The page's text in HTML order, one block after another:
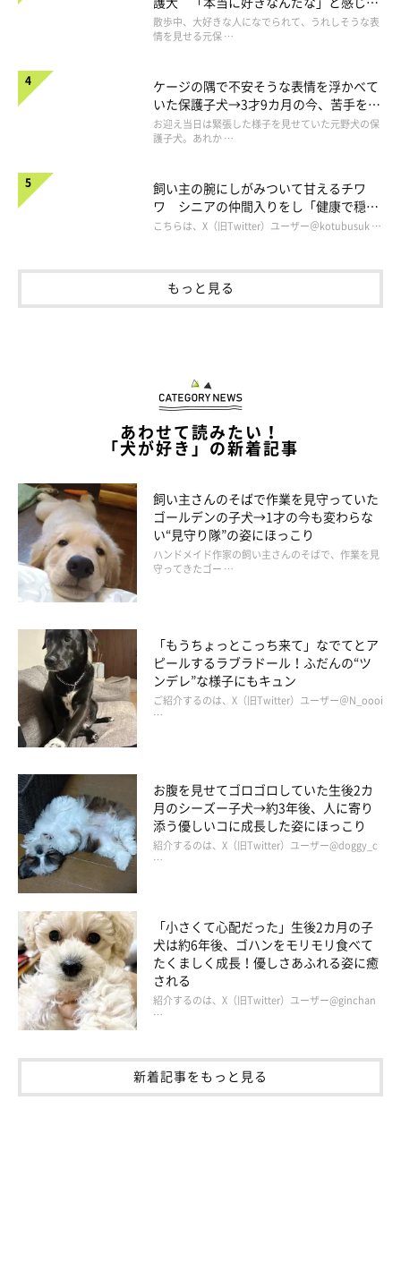
表情にほっこり
散歩中、大好きな人になでられて、うれしそうな表
情を見せる元保 …
ケージの隅で不安そうな表情を浮かべて
いた保護子犬→3才9カ月の今、苦手を克
服し頼もしいコに成長！
お迎え当日は緊張した様子を見せていた元野犬の保
護子犬。あれか …
飼い主の腕にしがみついて甘えるチワ
ワ シニアの仲間入りをし「健康で穏や
かな暮らしが続いてほしい」と願う
こちらは、X（旧Twitter）ユーザー＠kotubusuk …
もっと見る
あわせて読みたい！
「犬が好き」の新着記事
飼い主さんのそばで作業を見守っていた
ゴールデンの子犬→1才の今も変わらな
い“見守り隊”の姿にほっこり
ハンドメイド作家の飼い主さんのそばで、作業を見
守ってきたゴー …
「もうちょっとこっち来て」なでてとア
ピールするラブラドール！ふだんの“ツ
ンデレ”な様子にもキュン
ご紹介するのは、X（旧Twitter）ユーザー＠N_oooi
…
お腹を見せてゴロゴロしていた生後2カ
月のシーズー子犬→約3年後、人に寄り
添う優しいコに成長した姿にほっこり
紹介するのは、X（旧Twitter）ユーザー@doggy_c
…
「小さくて心配だった」生後2カ月の子
犬は約6年後、ゴハンをモリモリ食べて
たくましく成長！優しさあふれる姿に癒
される
紹介するのは、X（旧Twitter）ユーザー@ginchan
…
新着記事をもっと見る